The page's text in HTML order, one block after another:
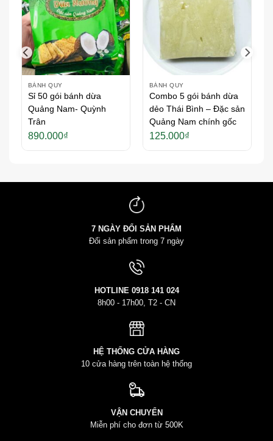
BÁNH QUY
Sỉ 50 gói bánh dừa
Quảng Nam- Quỳnh
Trân
890.000₫
BÁNH QUY
Combo 5 gói bánh dừa
dẻo Thái Bình – Đặc sản
Quảng Nam chính gốc
125.000₫
7 NGÀY ĐỔI SẢN PHẨM
Đổi sản phẩm trong 7 ngày
HOTLINE 0918 141 024
8h00 - 17h00, T2 - CN
HỆ THỐNG CỬA HÀNG
10 cửa hàng trên toàn hệ thống
VẬN CHUYỂN
Miễn phí cho đơn từ 500K